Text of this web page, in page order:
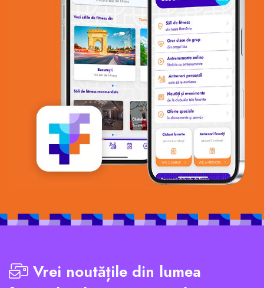
Vrei noutățile din lumea